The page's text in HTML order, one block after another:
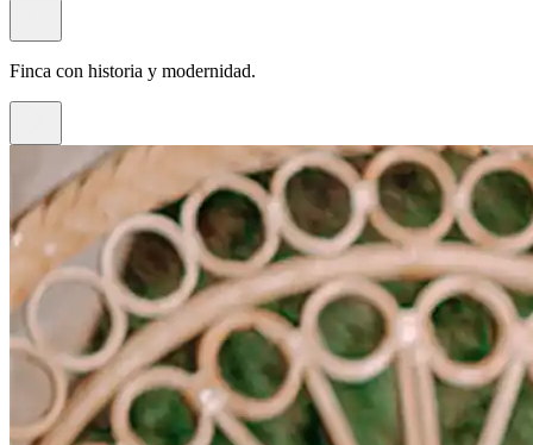
Con el sello del chef Juan Antonio Rayos.